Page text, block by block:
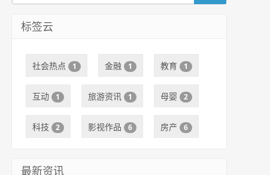
标签云
社会热点 1 金融 1 教育 1
互动 1 旅游资讯 1 母婴 2
科技 2 影视作品 6 房产 6
最新资讯